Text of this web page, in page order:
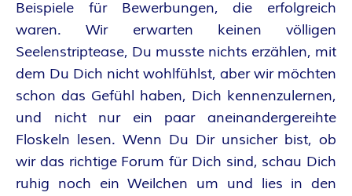
Beispiele für Bewerbungen, die erfolgreich
waren. Wir erwarten keinen völligen
Seelenstriptease, Du musste nichts erzählen, mit
dem Du Dich nicht wohlfühlst, aber wir möchten
schon das Gefühl haben, Dich kennenzulernen,
und nicht nur ein paar aneinandergereihte
Floskeln lesen. Wenn Du Dir unsicher bist, ob
wir das richtige Forum für Dich sind, schau Dich
ruhig noch ein Weilchen um und lies in den